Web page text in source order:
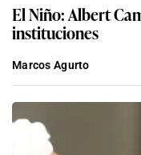
El Niño: Albert
instituciones
Marcos Agurto